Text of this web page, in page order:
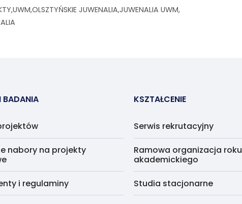
UWMOLSZTYŃSKIE JUWENALIAJUWENALIA UWM
BADANIA
nabory na projekty
i regulaminy
KSZTAŁCENIE
Serwis rekrutacyjny
Ramowa organizacja roku
akademickiego
Studia stacjonarne